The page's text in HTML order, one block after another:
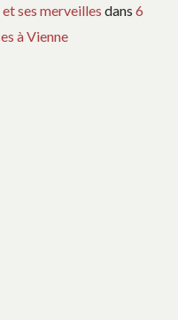
ses merveilles dans 6
à Vienne